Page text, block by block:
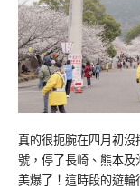
真的很扼腕在四月初
號，停了長崎、熊本
美爆了！這時段的遊